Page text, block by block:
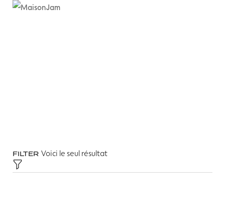
FILTER Voici le seul résultat